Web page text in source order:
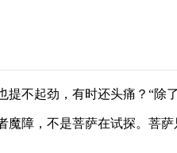
不起劲，有时还头痛？“
障，不是菩萨在试探。菩